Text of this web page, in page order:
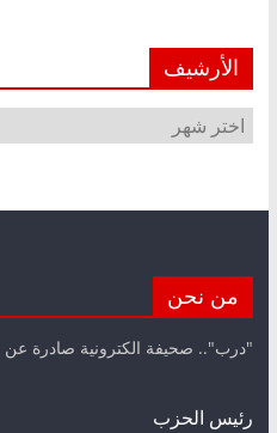
الأرشيف
الأرشيف
من نحن
"درب".. صحيفة الكترونية صادرة
رئيس الحزب